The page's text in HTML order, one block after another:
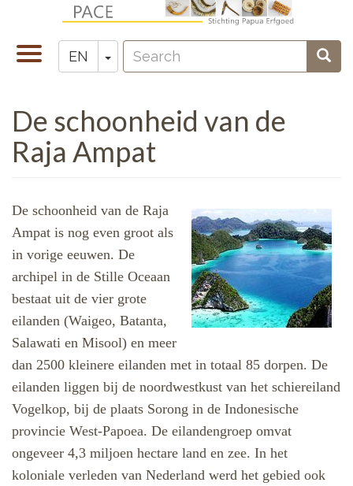
mainToggle
navigation
EN Toggle Dropdown
Zoeken
Search
De schoonheid van de
Raja Ampat
De schoonheid van de Raja
Ampat is nog even groot als
in vorige eeuwen. De
archipel in de Stille Oceaan
bestaat uit de vier grote
eilanden (Waigeo, Batanta,
Salawati en Misool) en meer
dan 2500 kleinere eilanden met in totaal 85 dorpen. De
eilanden liggen bij de noordwestkust van het schiereiland
Vogelkop, bij de plaats Sorong in de Indonesische
provincie West-Papoea. De eilandengroep omvat
ongeveer 4,3 miljoen hectare land en zee. In het
koloniale verleden van Nederland werd het gebied ook